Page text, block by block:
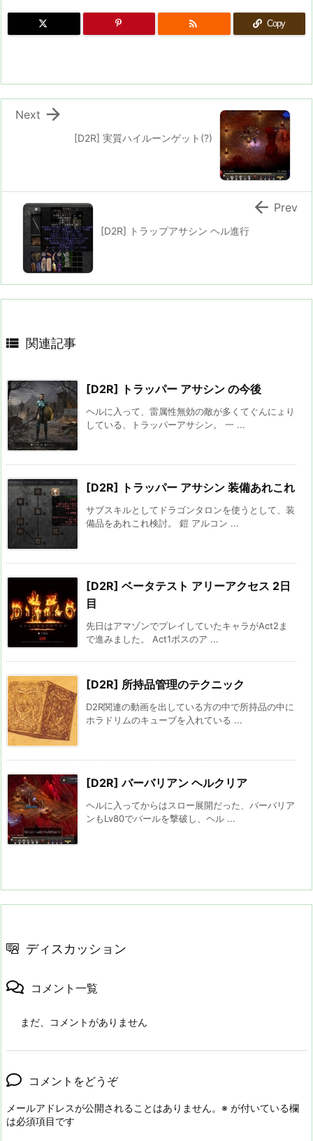
 Copy
[D2R] 実質ハイルーンゲット(?)

Next
[D2R] トラップアサシン ヘル進行
 Prev
 関連記事
[D2R] トラッパー アサシン の今後
ヘルに入って、雷属性無効の敵が多くてぐんにょり
している、トラッパーアサシン。 一 ...
[D2R] トラッパー アサシン 装備あれこれ
サブスキルとしてドラゴンタロンを使うとして、装
備品をあれこれ検討。 鎧 アルコン ...
[D2R] ベータテスト アリーアクセス 2日
目
先日はアマゾンでプレイしていたキャラがAct2ま
で進みました。 Act1ボスのア ...
[D2R] 所持品管理のテクニック
D2R関連の動画を出している方の中で所持品の中に
ホラドリムのキューブを入れている ...
[D2R] バーバリアン ヘルクリア
ヘルに入ってからはスロー展開だった、バーバリア
ンもLv80でバールを撃破し、ヘル ...
ディスカッション
コメント一覧
まだ、コメントがありません
コメントをどうぞ
メールアドレスが公開されることはありません。 ※ が付いている欄
は必須項目です